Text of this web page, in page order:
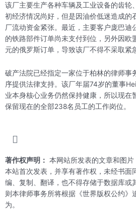
该厂主要生产各种车辆及工业设备的齿轮
初经济情况尚好，但是因油价低迷造成的
厂流动资金紧张。最近，主要客户庞巴迪
的铁路部件订单尚未支付到位，另外因欧
元的俄罗斯订单，导致该厂不得不采取紧
破产法院已经指定一家位于柏林的律师事
序提供法律支持。该厂年届74岁的董事
业本身核心业务仍然保持健康，所以现在
保留现在的全部238名员工的工作岗位。
著作权声明： 本网站所发表的文章和图
本站首次发表，并享有著作权，未经书面
编、复制、翻译，也不得存储于数据库或
则本律师事务所将根据《世界版权公约》
为。